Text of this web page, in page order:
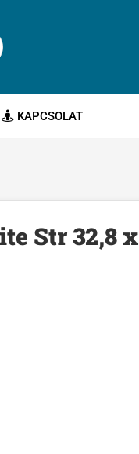
KAPCSOLAT
Str 32,8 x